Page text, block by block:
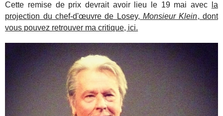
Cette remise de prix devrait avoir lieu le 19 mai avec
la
projection du chef-d'œuvre de Losey,Monsieur Klein, dont
vous pouvez retrouver ma critique, ici.